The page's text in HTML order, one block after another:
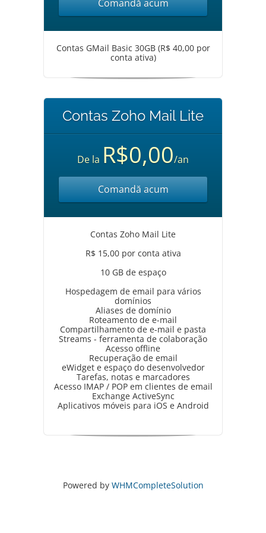
Comandă acum
Contas GMail Basic 30GB (R$ 40,00 por
conta ativa)
Contas Zoho Mail Lite
De la R$0,00/an
Comandă acum
Contas Zoho Mail Lite
R$ 15,00 por conta ativa
10 GB de espaço
Hospedagem de email para vários
domínios
Aliases de domínio
Roteamento de e-mail
Compartilhamento de e-mail e pasta
Streams - ferramenta de colaboração
Acesso offline
Recuperação de email
eWidget e espaço do desenvolvedor
Tarefas, notas e marcadores
Acesso IMAP / POP em clientes de email
Exchange ActiveSync
Aplicativos móveis para iOS e Android
Powered by WHMCompleteSolution